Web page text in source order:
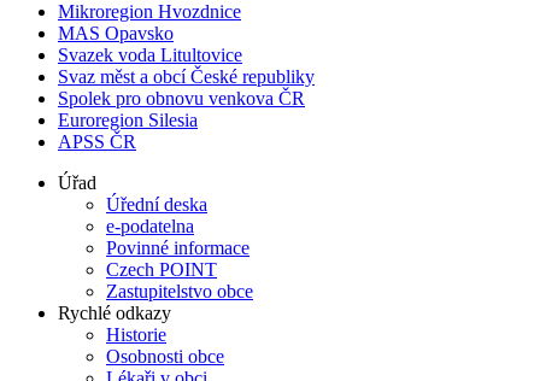
Mikroregion Hvozdnice
MAS Opavsko
Svazek voda Litultovice
Svaz měst a obcí České republiky
Spolek pro obnovu venkova ČR
Euroregion Silesia
APSS ČR
Úřad
Úřední deska
e-podatelna
Povinné informace
Czech POINT
Zastupitelstvo obce
Rychlé odkazy
Historie
Osobnosti obce